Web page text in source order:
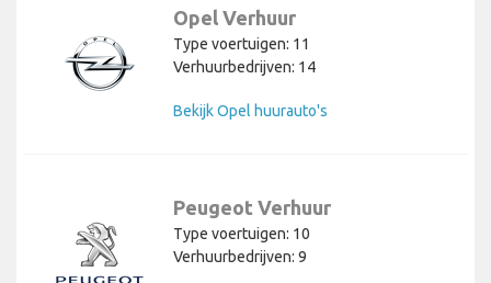
Opel Verhuur
Type voertuigen: 11
Verhuurbedrijven: 14
Bekijk Opel huurauto's
Peugeot Verhuur
Type voertuigen: 10
Verhuurbedrijven: 9